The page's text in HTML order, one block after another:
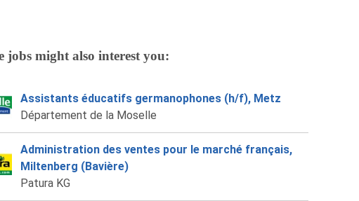
jobs might also interest you:
Assistants éducatifs germanophones (h/f), Metz
Département de la Moselle
Administration des ventes pour le marché français,
Miltenberg (Bavière)
Patura KG